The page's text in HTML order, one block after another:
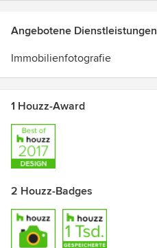
Angebotene Dienstleistungen
Immobilienfotografie
1 Houzz-Award
2 Houzz-Badges